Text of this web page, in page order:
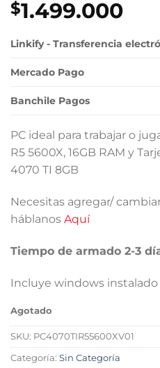
$1.499.000
Linkify - Transferencia
Mercado Pago
Banchile Pagos
PC ideal para trabajar o
R5 5600X, 16GB RAM y
4070 TI 8GB
Necesitas agregar/
háblanos Aquí
Tiempo de armado 2-3
Incluye windows instalado
Agotado
SKU: PC4070TIR55600XV01
Categoría: Sin Categoría